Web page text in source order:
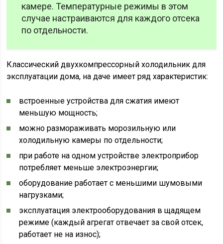
камере. Температурные режимы в этом
случае настраиваются для каждого отсека
по отдельности.
Классический двухкомпрессорный холодильник для
эксплуатации дома, на даче имеет ряд характеристик:
встроенные устройства для сжатия имеют
меньшую мощность;
можно размораживать морозильную или
холодильную камеры по отдельности;
при работе на одном устройстве электроприбор
потребляет меньше электроэнергии;
оборудование работает с меньшими шумовыми
нагрузками;
эксплуатация электрооборудования в щадящем
режиме (каждый агрегат отвечает за свой отсек,
работает не на износ);